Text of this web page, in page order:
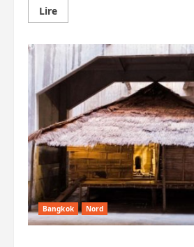
LireEn
savoir
L’IA
gagne
l’école,
mais
les
diplômés
restent
déconnectés
du
marché
Bangkok Nord